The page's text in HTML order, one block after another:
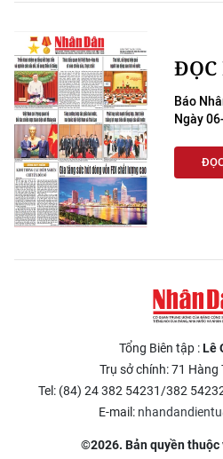
ĐỌC
Báo
Ngày
Tổng Biên tập :Lê
Trụ sở chính: 71 Hàng
Tel: (84) 24 382 54231/382
E-mail:
©2026. Bản quyền thuộc